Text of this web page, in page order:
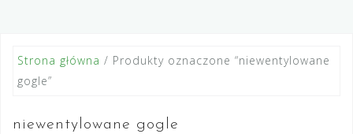
Strona główna / Produkty oznaczone “niewentylowane
gogle”
niewentylowane gogle